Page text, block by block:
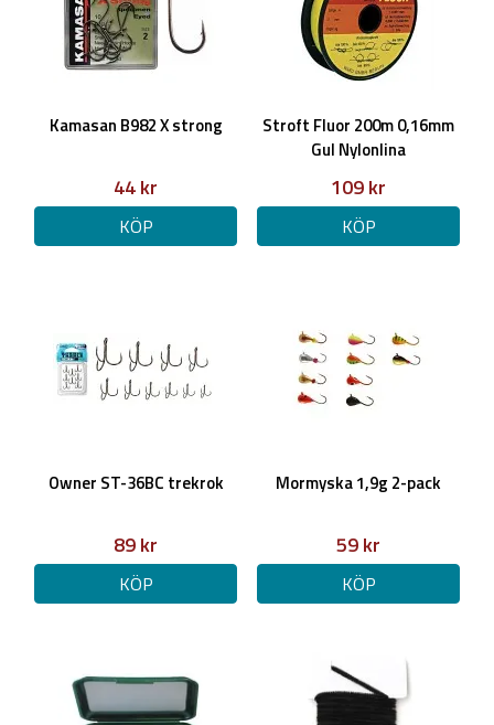
Kamasan B982 X strong
44 kr
KÖP
Stroft Fluor 200m 0,16mm
Gul Nylonlina
109 kr
KÖP
Owner ST-36BC trekrok
89 kr
KÖP
Mormyska 1,9g 2-pack
59 kr
KÖP